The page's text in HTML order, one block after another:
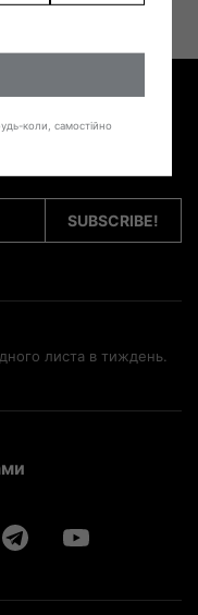
коли, самостійно
листа в тиждень.